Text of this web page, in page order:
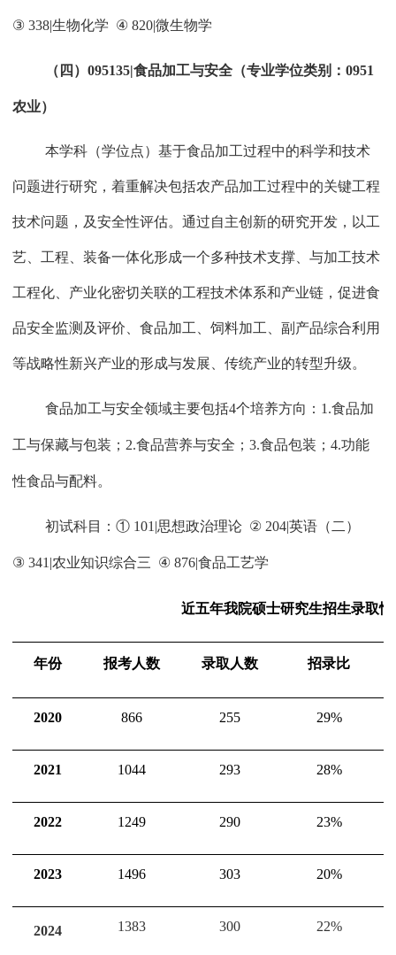
③ 338|生物化学 ④ 820|微生物学
（四）095135|食品加工与安全（专业学位类别：0951
农业）
本学科（学位点）基于食品加工过程中的科学和技术
问题进行研究，着重解决包括农产品加工过程中的关键工程
技术问题，及安全性评估。通过自主创新的研究开发，以工
艺、工程、装备一体化形成一个多种技术支撑、与加工技术
工程化、产业化密切关联的工程技术体系和产业链，促进食
品安全监测及评价、食品加工、饲料加工、副产品综合利用
等战略性新兴产业的形成与发展、传统产业的转型升级。
食品加工与安全领域主要包括4个培养方向： 1.食品加
工与保藏与包装； 2.食品营养与安全；3.食品包装；4.功能
性食品与配料。
初试科目：① 101|思想政治理论 ② 204|英语（二）
③ 341|农业知识综合三 ④ 876|食品工艺学
近五年我院硕士研究生招生录取
年份 报考人数 录取人数 招录比
2020 866 255 29%
2021 1044 293 28%
2022 1249 290 23%
2023 1496 303 20%
2024 1383 300 22%